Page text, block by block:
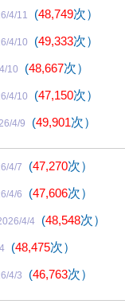
4/11 (48,749次）
4/10 (49,333次）
10 (48,667次）
4/10 (47,150次）
4/9 (49,901次）
4/7 (47,270次）
4/6 (47,606次）
4/4 (48,548次）
(48,475次）
4/3 (46,763次）